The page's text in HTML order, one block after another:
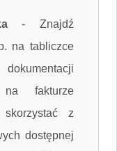
- Znajdź
na tabliczce
na fakturze
z
dostępnej